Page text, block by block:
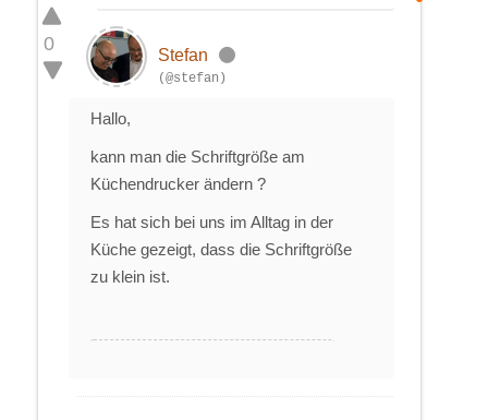
0
Stefan
(@stefan)
Hallo,
kann man die Schriftgröße am
Küchendrucker ändern ?
Es hat sich bei uns im Alltag in der
Küche gezeigt, dass die Schriftgröße
zu klein ist.